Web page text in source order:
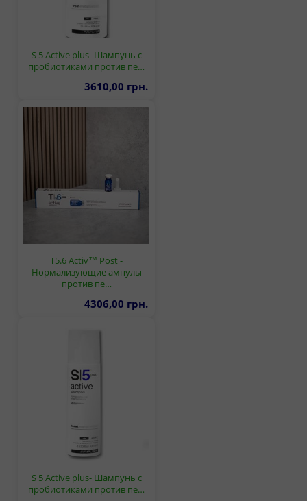
S 5 Active plus- Шампунь с
пробиотиками против пе…
3610,00 грн.
T5.6 Activ™ Post -
Нормализующие ампулы
против пе…
4306,00 грн.
S 5 Active plus- Шампунь с
пробиотиками против пе…